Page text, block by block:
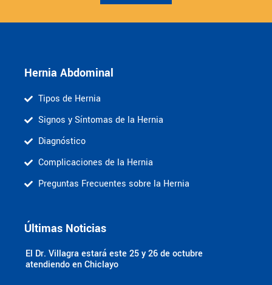
Hernia Abdominal
Tipos de Hernia
Signos y Síntomas de la Hernia
Diagnóstico
Complicaciones de la Hernia
Preguntas Frecuentes sobre la Hernia
Últimas Noticias
El Dr. Villagra estará este 25 y 26 de octubre
atendiendo en Chiclayo